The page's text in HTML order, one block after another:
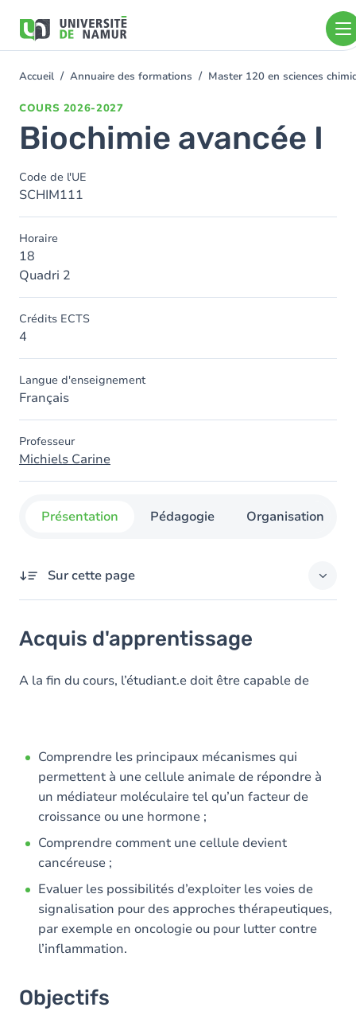
contenu
You
Accueil Annuaire des formations Master 120 en sciences
COURS 2026-2027
Biochimie avancée I
Code de l'UE
SCHIM111
Horaire
18
Quadri 2
Crédits ECTS
4
Langue d'enseignement
Français
Professeur
Michiels Carine
Présentation Pédagogie Organisation
Sur cette page
Objectifs
Contenu
Acquis d'apprentissage
A la fin du cours, l’étudiant.e doit être capable de
Comprendre les principaux mécanismes qui
permettent à une cellule animale de répondre à
un médiateur moléculaire tel qu’un facteur de
croissance ou une hormone ;
Comprendre comment une cellule devient
cancéreuse ;
Evaluer les possibilités d’exploiter les voies de
signalisation pour des approches thérapeutiques,
par exemple en oncologie ou pour lutter contre
l’inflammation.
Objectifs